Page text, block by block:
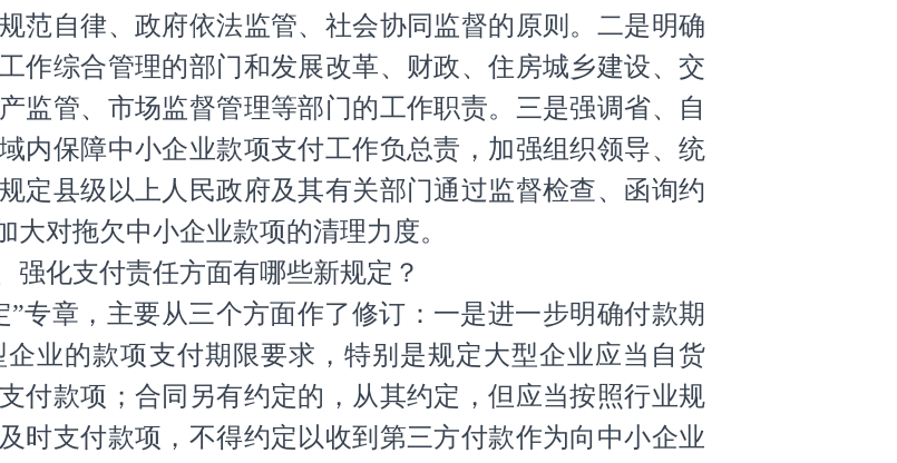
范自律、政府依法监管、社会协同监督的原则。二是明确
作综合管理的部门和发展改革、财政、住房城乡建设、交
监管、市场监督管理等部门的工作职责。三是强调省、自
内保障中小企业款项支付工作负总责，加强组织领导、统
定县级以上人民政府及其有关部门通过监督检查、函询约
对拖欠中小企业款项的清理力度。
化支付责任方面有哪些新规定？
章，主要从三个方面作了修订：一是进一步明确付款期
业的款项支付期限要求，特别是规定大型企业应当自货
付款项；合同另有约定的，从其约定，但应当按照行业规
时支付款项，不得约定以收到第三方付款作为向中小企业